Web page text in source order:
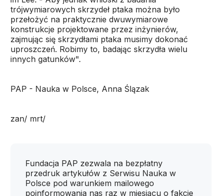
trójwymiarowych skrzydeł ptaka można było
przełożyć na praktycznie dwuwymiarowe
konstrukcje projektowane przez inżynierów,
zajmując się skrzydłami ptaka musimy dokonać
uproszczeń. Robimy to, badając skrzydła wielu
innych gatunków".
PAP - Nauka w Polsce, Anna Ślązak
zan/ mrt/
Fundacja PAP zezwala na bezpłatny
przedruk artykułów z Serwisu Nauka w
Polsce pod warunkiem mailowego
poinformowania nas raz w miesiącu o fakcie